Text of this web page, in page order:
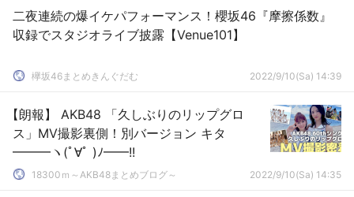
二夜連続の爆イケパフォーマンス！櫻坂46『摩擦係数』
収録でスタジオライブ披露【Venue101】
欅坂46まとめきんぐだむ 2022/9/10(Sa) 14:39
【朗報】 AKB48 「久しぶりのリップグロ
ス」MV撮影裏側！別バージョン キタ
━━━ヽ(ﾟ∀ﾟ )ﾉ━━!!
18300ｍ～AKB48まとめブログ～ 2022/9/10(Sa) 14:35